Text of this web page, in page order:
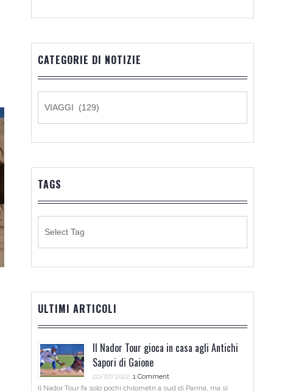
CATEGORIE DI NOTIZIE
NOTIZIE
TAGS
ULTIMI ARTICOLI
Il Nador Tour gioca in casa agli Antichi
Sapori di Gaione
20/07/2022 1 Comment
Il Nador Tour fa solo pochi chilometri a sud di Parma, ma si